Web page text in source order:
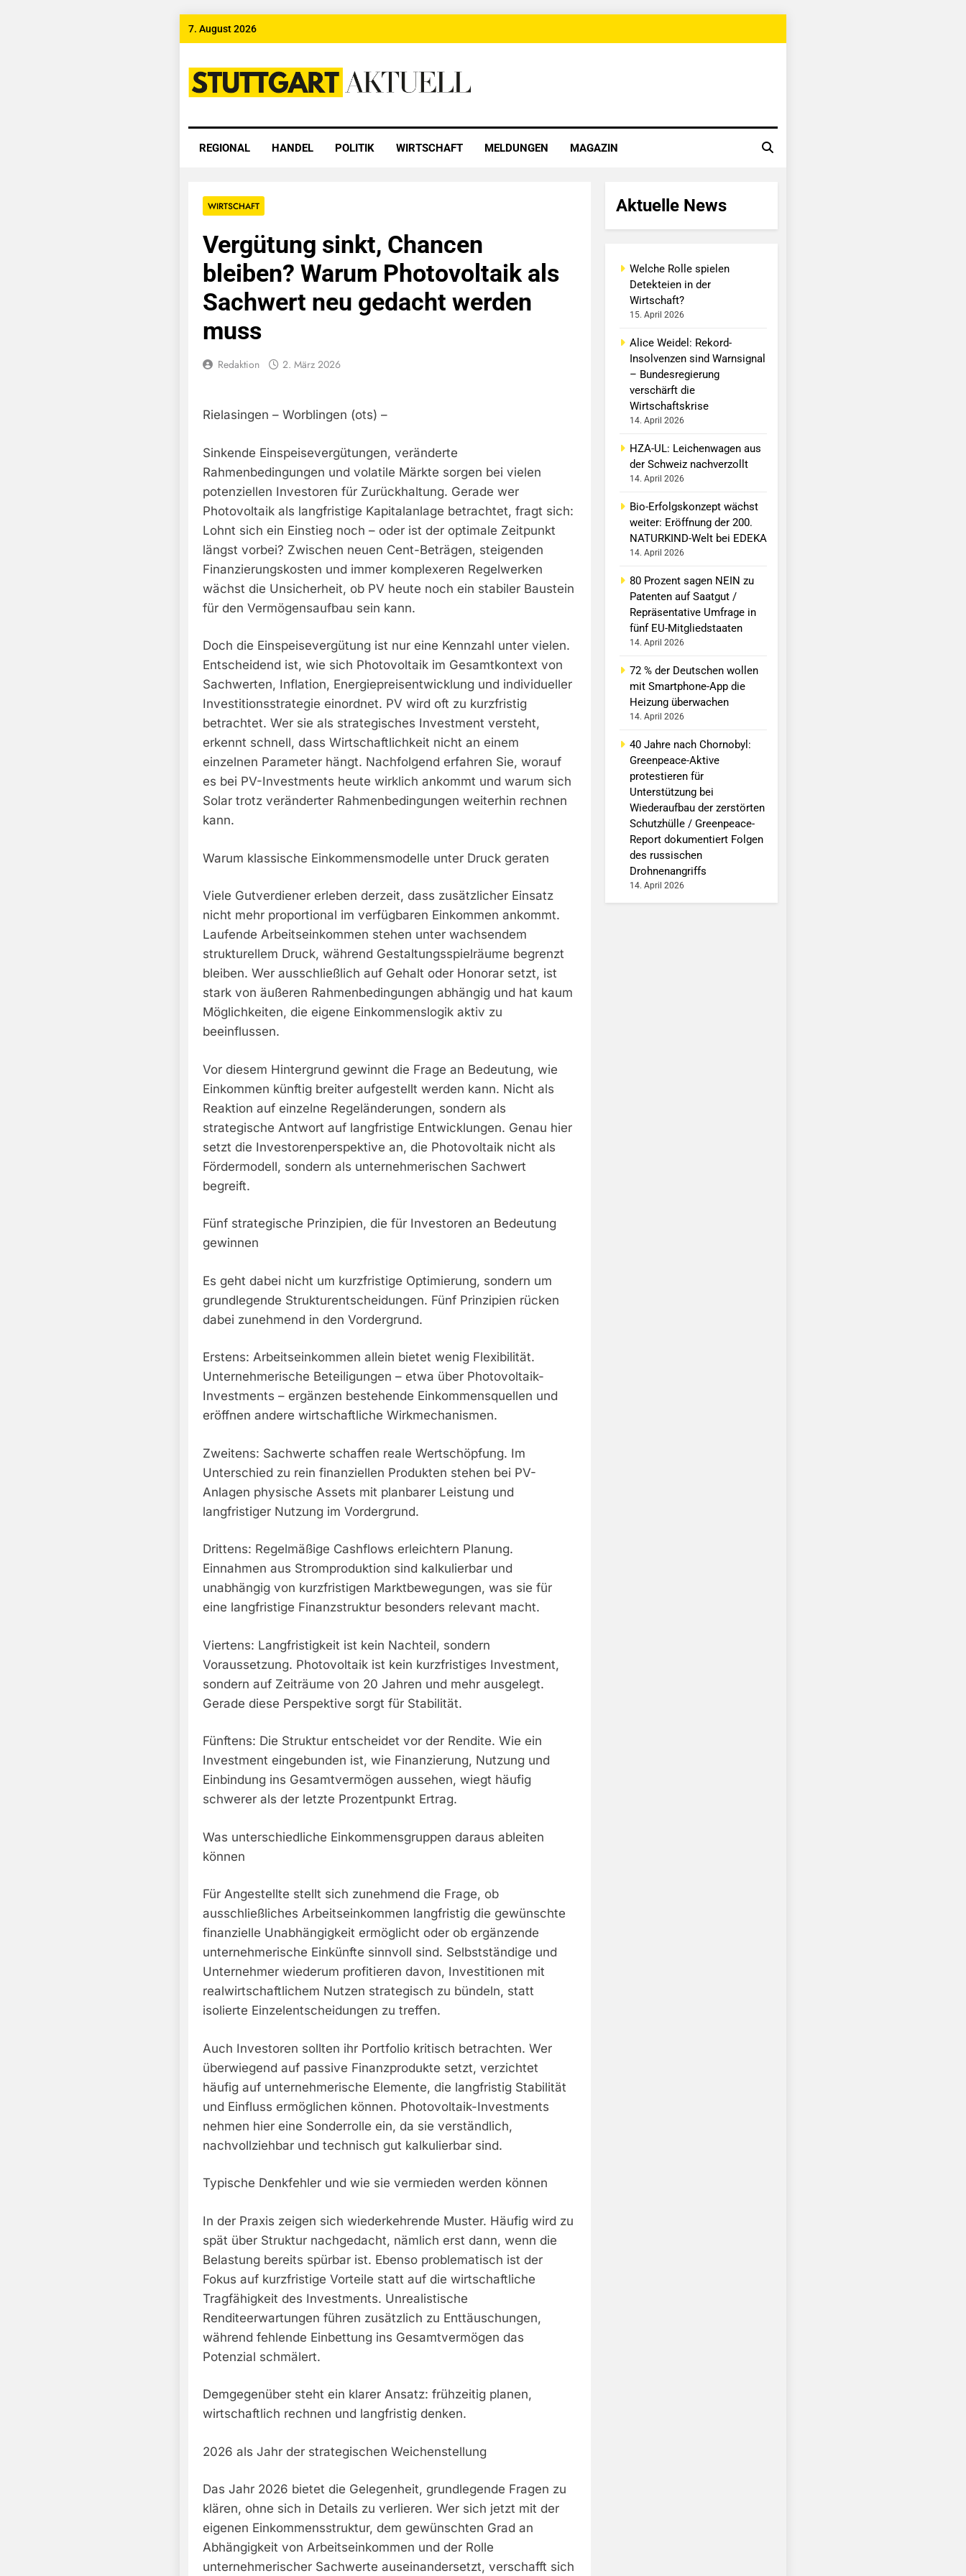
Skip
7. August 2026
Stuttgart Aktuell
REGIONAL HANDEL POLITIK WIRTSCHAFT MELDUNGEN MAGAZIN
WIRTSCHAFT
Vergütung sinkt, Chancen
bleiben? Warum Photovoltaik als
Sachwert neu gedacht werden
muss
Redaktion 2. März 2026
Rielasingen – Worblingen (ots) –
Sinkende Einspeisevergütungen, veränderte
Rahmenbedingungen und volatile Märkte sorgen bei vielen
potenziellen Investoren für Zurückhaltung. Gerade wer
Photovoltaik als langfristige Kapitalanlage betrachtet, fragt sich:
Lohnt sich ein Einstieg noch – oder ist der optimale Zeitpunkt
längst vorbei? Zwischen neuen Cent-Beträgen, steigenden
Finanzierungskosten und immer komplexeren Regelwerken
wächst die Unsicherheit, ob PV heute noch ein stabiler Baustein
für den Vermögensaufbau sein kann.
Doch die Einspeisevergütung ist nur eine Kennzahl unter vielen.
Entscheidend ist, wie sich Photovoltaik im Gesamtkontext von
Sachwerten, Inflation, Energiepreisentwicklung und individueller
Investitionsstrategie einordnet. PV wird oft zu kurzfristig
betrachtet. Wer sie als strategisches Investment versteht,
erkennt schnell, dass Wirtschaftlichkeit nicht an einem
einzelnen Parameter hängt. Nachfolgend erfahren Sie, worauf
es bei PV-Investments heute wirklich ankommt und warum sich
Solar trotz veränderter Rahmenbedingungen weiterhin rechnen
kann.
Warum klassische Einkommensmodelle unter Druck geraten
Viele Gutverdiener erleben derzeit, dass zusätzlicher Einsatz
nicht mehr proportional im verfügbaren Einkommen ankommt.
Laufende Arbeitseinkommen stehen unter wachsendem
strukturellem Druck, während Gestaltungsspielräume begrenzt
bleiben. Wer ausschließlich auf Gehalt oder Honorar setzt, ist
stark von äußeren Rahmenbedingungen abhängig und hat kaum
Möglichkeiten, die eigene Einkommenslogik aktiv zu
beeinflussen.
Vor diesem Hintergrund gewinnt die Frage an Bedeutung, wie
Einkommen künftig breiter aufgestellt werden kann. Nicht als
Reaktion auf einzelne Regeländerungen, sondern als
strategische Antwort auf langfristige Entwicklungen. Genau hier
setzt die Investorenperspektive an, die Photovoltaik nicht als
Fördermodell, sondern als unternehmerischen Sachwert
begreift.
Fünf strategische Prinzipien, die für Investoren an Bedeutung
gewinnen
Es geht dabei nicht um kurzfristige Optimierung, sondern um
grundlegende Strukturentscheidungen. Fünf Prinzipien rücken
dabei zunehmend in den Vordergrund.
Erstens: Arbeitseinkommen allein bietet wenig Flexibilität.
Unternehmerische Beteiligungen – etwa über Photovoltaik-
Investments – ergänzen bestehende Einkommensquellen und
eröffnen andere wirtschaftliche Wirkmechanismen.
Zweitens: Sachwerte schaffen reale Wertschöpfung. Im
Unterschied zu rein finanziellen Produkten stehen bei PV-
Anlagen physische Assets mit planbarer Leistung und
langfristiger Nutzung im Vordergrund.
Drittens: Regelmäßige Cashflows erleichtern Planung.
Einnahmen aus Stromproduktion sind kalkulierbar und
unabhängig von kurzfristigen Marktbewegungen, was sie für
eine langfristige Finanzstruktur besonders relevant macht.
Viertens: Langfristigkeit ist kein Nachteil, sondern
Voraussetzung. Photovoltaik ist kein kurzfristiges Investment,
sondern auf Zeiträume von 20 Jahren und mehr ausgelegt.
Gerade diese Perspektive sorgt für Stabilität.
Fünftens: Die Struktur entscheidet vor der Rendite. Wie ein
Investment eingebunden ist, wie Finanzierung, Nutzung und
Einbindung ins Gesamtvermögen aussehen, wiegt häufig
schwerer als der letzte Prozentpunkt Ertrag.
Was unterschiedliche Einkommensgruppen daraus ableiten
können
Für Angestellte stellt sich zunehmend die Frage, ob
ausschließliches Arbeitseinkommen langfristig die gewünschte
finanzielle Unabhängigkeit ermöglicht oder ob ergänzende
unternehmerische Einkünfte sinnvoll sind. Selbstständige und
Unternehmer wiederum profitieren davon, Investitionen mit
realwirtschaftlichem Nutzen strategisch zu bündeln, statt
isolierte Einzelentscheidungen zu treffen.
Auch Investoren sollten ihr Portfolio kritisch betrachten. Wer
überwiegend auf passive Finanzprodukte setzt, verzichtet
häufig auf unternehmerische Elemente, die langfristig Stabilität
und Einfluss ermöglichen können. Photovoltaik-Investments
nehmen hier eine Sonderrolle ein, da sie verständlich,
nachvollziehbar und technisch gut kalkulierbar sind.
Typische Denkfehler und wie sie vermieden werden können
In der Praxis zeigen sich wiederkehrende Muster. Häufig wird zu
spät über Struktur nachgedacht, nämlich erst dann, wenn die
Belastung bereits spürbar ist. Ebenso problematisch ist der
Fokus auf kurzfristige Vorteile statt auf die wirtschaftliche
Tragfähigkeit des Investments. Unrealistische
Renditeerwartungen führen zusätzlich zu Enttäuschungen,
während fehlende Einbettung ins Gesamtvermögen das
Potenzial schmälert.
Demgegenüber steht ein klarer Ansatz: frühzeitig planen,
wirtschaftlich rechnen und langfristig denken.
2026 als Jahr der strategischen Weichenstellung
Das Jahr 2026 bietet die Gelegenheit, grundlegende Fragen zu
klären, ohne sich in Details zu verlieren. Wer sich jetzt mit der
eigenen Einkommensstruktur, dem gewünschten Grad an
Abhängigkeit von Arbeitseinkommen und der Rolle
unternehmerischer Sachwerte auseinandersetzt, verschafft sich
Aktuelle News
Welche Rolle spielen
Detekteien in der
Wirtschaft?
15. April 2026
Alice Weidel: Rekord-
Insolvenzen sind Warnsignal
– Bundesregierung
verschärft die
Wirtschaftskrise
14. April 2026
HZA-UL: Leichenwagen aus
der Schweiz nachverzollt
14. April 2026
Bio-Erfolgskonzept wächst
weiter: Eröffnung der 200.
NATURKIND-Welt bei EDEKA
14. April 2026
80 Prozent sagen NEIN zu
Patenten auf Saatgut /
Repräsentative Umfrage in
fünf EU-Mitgliedstaaten
14. April 2026
72 % der Deutschen wollen
mit Smartphone-App die
Heizung überwachen
14. April 2026
40 Jahre nach Chornobyl:
Greenpeace-Aktive
protestieren für
Unterstützung bei
Wiederaufbau der zerstörten
Schutzhülle / Greenpeace-
Report dokumentiert Folgen
des russischen
Drohnenangriffs
14. April 2026